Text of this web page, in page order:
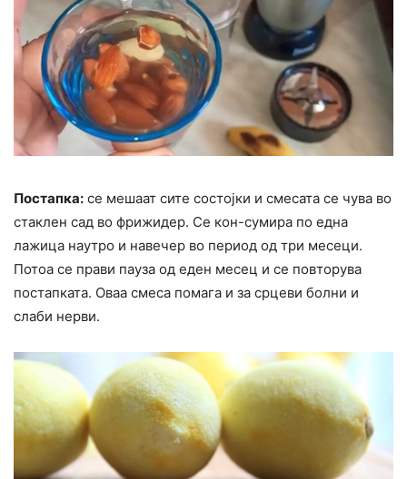
Постапка: се мешаат сите состојки и смесата се чува во
стаклен сад во фрижидер. Се кон-сумира по една
лажица наутро и навечер во период од три месеци.
Потоа се прави пауза од еден месец и се повторува
постапката. Оваа смеса помага и за срцеви болни и
слаби нерви.